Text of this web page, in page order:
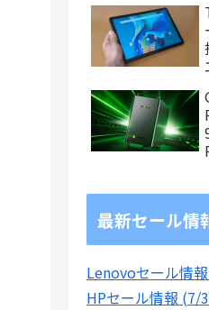
最新セール情
Lenovoセール情
HPセール情報 (7/